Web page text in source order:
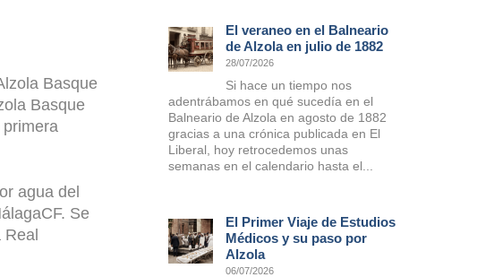
Basque
Basque
agua del
Se
El veraneo en el Balneario
de Alzola en julio de 1882
28/07/2026
Si hace un tiempo nos
adentrábamos en qué sucedía en el
Balneario de Alzola en agosto de 1882
gracias a una crónica publicada en El
Liberal, hoy retrocedemos unas
semanas en el calendario hasta el...
El Primer Viaje de Estudios
Médicos y su paso por
Alzola
06/07/2026